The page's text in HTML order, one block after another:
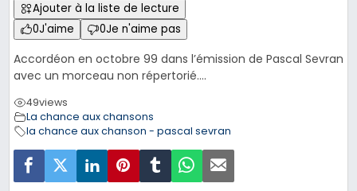
Ajouter à la liste de lecture
0J'aime 0Je n'aime pas
Accordéon en octobre 99 dans l’émission de Pascal Sevran
avec un morceau non répertorié….
49views
La chance aux chansons
la chance aux chanson - pascal sevran